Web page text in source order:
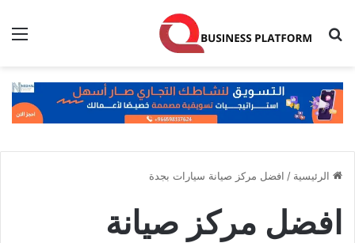
بحث عن
الرئيسية / افضل مركز صيانة سيارات بجدة
افضل مركز صيانة